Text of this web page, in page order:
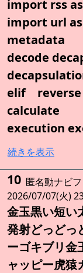
import rss
import url
metadata
decode
elif
calculate
execution
続きを表示
10 匿名動ナビ
2026/07/07(火)
金玉黒い短い
発射どっどっ
ーゴキブリ金
ャッピー虎猿